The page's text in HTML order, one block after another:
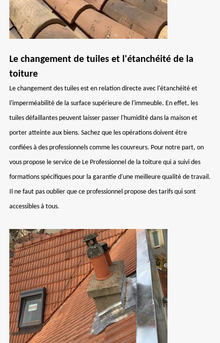
Le changement de tuiles et l'étanchéité de la
toiture
Le changement des tuiles est en relation directe avec l'étanchéité et
l'imperméabilité de la surface supérieure de l'immeuble. En effet, les
tuiles défaillantes peuvent laisser passer l'humidité dans la maison et
porter atteinte aux biens. Sachez que les opérations doivent être
confiées à des professionnels comme les couvreurs. Pour notre part, on
vous propose le service de Le Professionnel de la toiture qui a suivi des
formations spécifiques pour la garantie d'une meilleure qualité de travail.
Il ne faut pas oublier que ce professionnel propose des tarifs qui sont
accessibles à tous.